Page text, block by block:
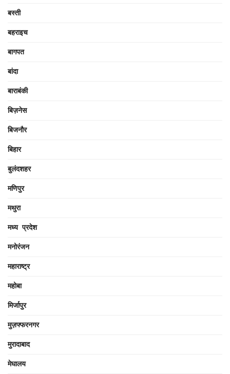
बस्ती
बहराइच
बागपत
बांदा
बाराबंकी
बिज़नेस
बिजनौर
बिहार
बुलंदशहर
मणिपुर
मथुरा
मध्य प्रदेश
मनोरंजन
महाराष्ट्र
महोबा
मिर्जापुर
मुज़फ्फरनगर
मुरादाबाद
मेघालय